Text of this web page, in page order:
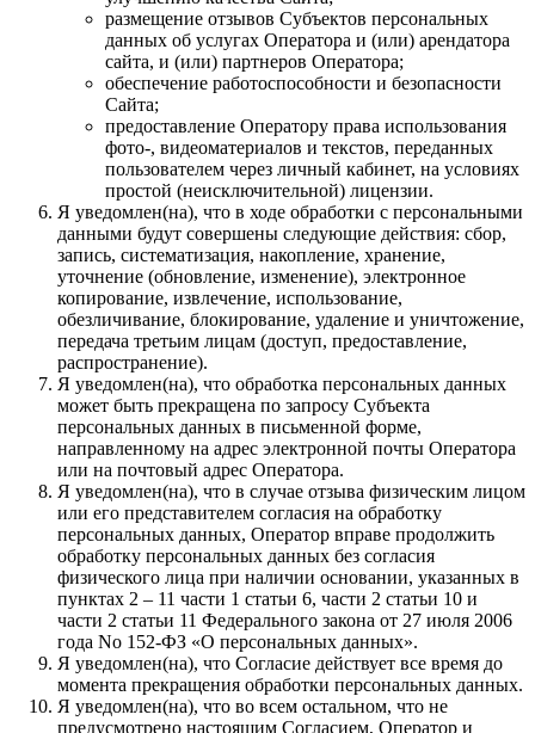
размещение отзывов Субъектов персональных
данных об услугах Оператора и (или) арендатора
сайта, и (или) партнеров Оператора;
обеспечение работоспособности и безопасности
Сайта;
предоставление Оператору права использования
фото-, видеоматериалов и текстов, переданных
пользователем через личный кабинет, на условиях
простой (неисключительной) лицензии.
Я уведомлен(на), что в ходе обработки с персональными
данными будут совершены следующие действия: сбор,
запись, систематизация, накопление, хранение,
уточнение (обновление, изменение), электронное
копирование, извлечение, использование,
обезличивание, блокирование, удаление и уничтожение,
передача третьим лицам (доступ, предоставление,
распространение).
Я уведомлен(на), что обработка персональных данных
может быть прекращена по запросу Субъекта
персональных данных в письменной форме,
направленному на адрес электронной почты Оператора
или на почтовый адрес Оператора.
Я уведомлен(на), что в случае отзыва физическим лицом
или его представителем согласия на обработку
персональных данных, Оператор вправе продолжить
обработку персональных данных без согласия
физического лица при наличии основании, указанных в
пунктах 2 – 11 части 1 статьи 6, части 2 статьи 10 и
части 2 статьи 11 Федерального закона от 27 июля 2006
года No 152-ФЗ «О персональных данных».
Я уведомлен(на), что Согласие действует все время до
момента прекращения обработки персональных данных.
Я уведомлен(на), что во всем остальном, что не
предусмотрено настоящим Согласием, Оператор и